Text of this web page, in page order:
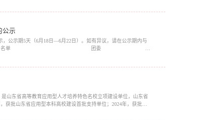
公示
公示期5天（6月18日—6月22日）。如有异议，请在公示期内与
国大学生创业计划竞赛推报项目名单 团委
山东省高等教育应用型人才培养特色名校立项建设单位，山东省
获批山东省应用型本科高校建设首批支持单位；2024年，获批硕